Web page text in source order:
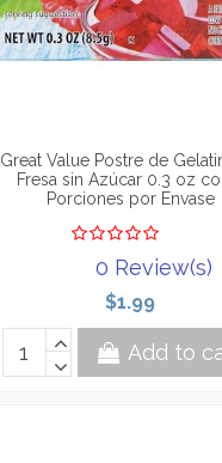
Great Value Postre de
Fresa sin Azúcar 0.3 oz
Porciones por Envase
0 Review(s)
$1.99
Add to